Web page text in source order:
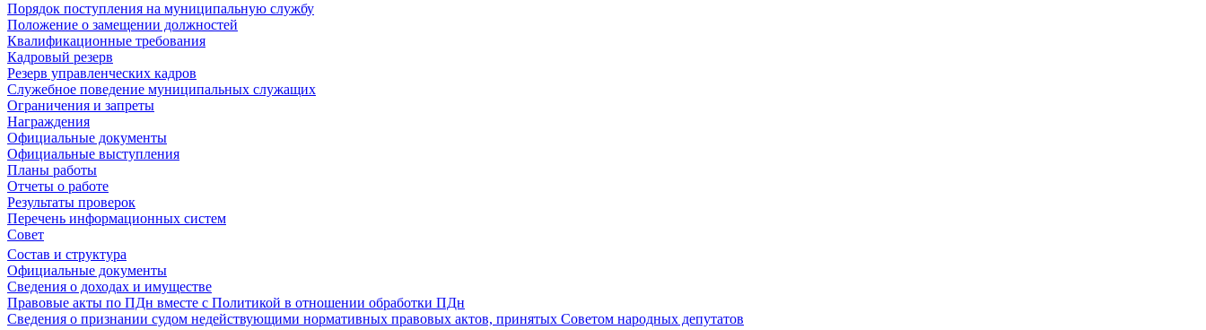
Порядок поступления на муниципальную службу
Положение о замещении должностей
Квалификационные требования
Кадровый резерв
Резерв управленческих кадров
Служебное поведение муниципальных служащих
Ограничения и запреты
Награждения
Официальные документы
Официальные выступления
Планы работы
Отчеты о работе
Результаты проверок
Перечень информационных систем
Совет
Состав и структура
Официальные документы
Сведения о доходах и имуществе
Правовые акты по ПДн вместе с Политикой в отношении обработки ПДн
Сведения о признании судом недействующими нормативных правовых актов, принятых Советом народных депутатов